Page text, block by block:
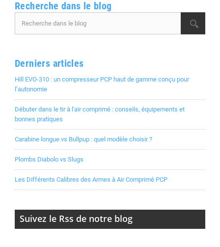
Recherche dans le blog
Derniers articles
Hill EVO-310 : un compresseur PCP haut de gamme conçu pour
l’autonomie
Débuter dans le tir à l'air comprimé : conseils, équipements et
bonnes pratiques
Carabine longue vs Bullpup : quel modèle choisir ?
Plombs Diabolo vs Slugs
Les Différents Calibres des Armes à Air Comprimé PCP
Suivez le Rss de notre blog